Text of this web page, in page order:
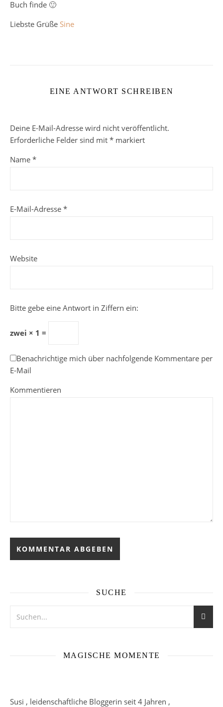
Buch finde 🙂
Liebste Grüße Sine
EINE ANTWORT SCHREIBEN
Deine E-Mail-Adresse wird nicht veröffentlicht.
Erforderliche Felder sind mit * markiert
Name *
E-Mail-Adresse *
Website
Bitte gebe eine Antwort in Ziffern ein:
zwei × 1 =
Benachrichtige mich über nachfolgende Kommentare per
E-Mail
Kommentieren
SUCHE
MAGISCHE MOMENTE
Susi , leidenschaftliche Bloggerin seit 4 Jahren ,